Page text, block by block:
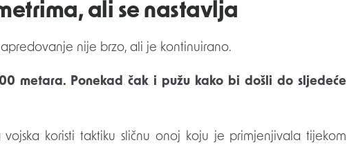
ali se nastavlja
nije brzo, ali je kontinuirano.
metara. Ponekad čak i pužu kako bi došli do sljedeće
vojska koristi taktiku sličnu onoj koju je primjenjivala tijekom